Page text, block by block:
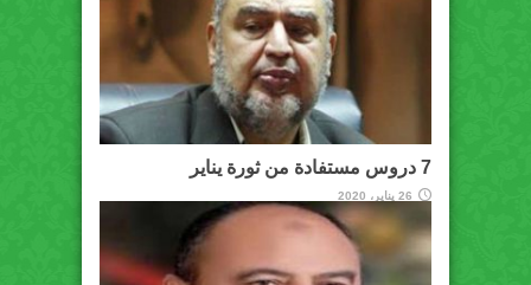
7 دروس مستفادة من ثورة يناير
26 يناير، 2020